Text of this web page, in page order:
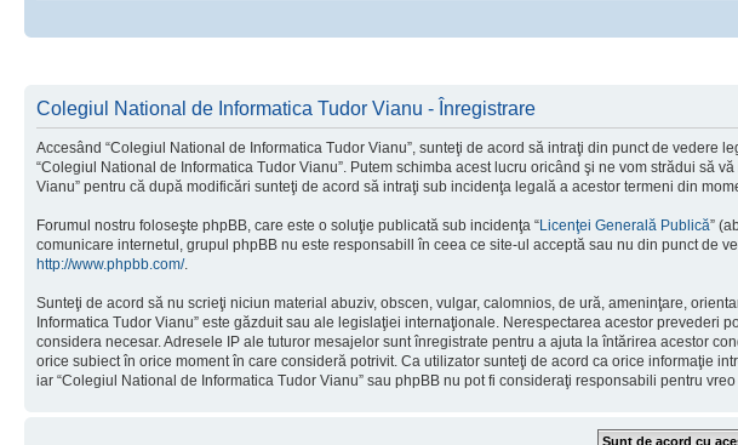
Colegiul National de Informatica Tudor Vianu - Înregistrare
Accesând “Colegiul National de Informatica Tudor Vianu”, sunteţi de acord să intraţi din punct de
“Colegiul National de Informatica Tudor Vianu”. Putem schimba acest lucru oricând şi ne vom strădui să
Vianu” pentru că după modificări sunteţi de acord să intraţi sub incidenţa legală a acestor termeni din
Forumul nostru foloseşte phpBB, care este o soluţie publicată sub incidenţa “Licenţei Generală Publică”
comunicare internetul, grupul phpBB nu este responsabill în ceea ce site-ul acceptă sau nu din punct de
http://www.phpbb.com/.
Sunteţi de acord să nu scrieţi niciun material abuziv, obscen, vulgar, calomnios, de ură, ameninţare,
Informatica Tudor Vianu” este găzduit sau ale legislaţiei internaţionale. Nerespectarea acestor
considera necesar. Adresele IP ale tuturor mesajelor sunt înregistrate pentru a ajuta la întărirea acestor
orice subiect în orice moment în care consideră potrivit. Ca utilizator sunteţi de acord ca orice informaţie
iar “Colegiul National de Informatica Tudor Vianu” sau phpBB nu pot fi consideraţi responsabili pentru